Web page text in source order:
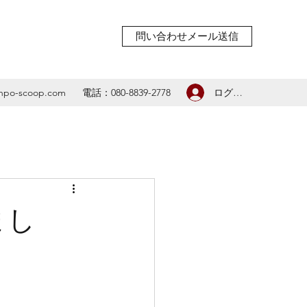
問い合わせメール送信
scoop.com 電話：080-8839-2778 ログイン